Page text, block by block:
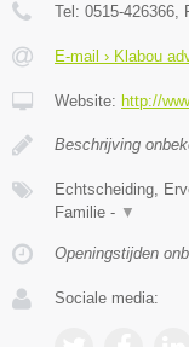
Tel: 0515-426366
E-mail › Klabou
Website: http://
Beschrijving
Echtscheiding,
Familie - ▼
Openingstijden
Sociale media: